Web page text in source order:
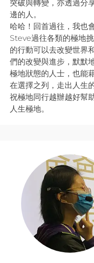
突破與轉變，亦透過分
邊的人。
哈哈！回首過往，我也
Steve過往各類的極地
的行動可以去改變世界
們的改變與進步，默默
極地狀態的人士，也能
在選擇之列，走出人生
祝極地同行越辦越好幫
人生極地。